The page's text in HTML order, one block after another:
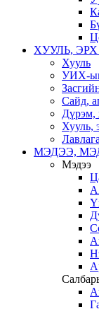
ХУУЛЬ,
Хууль
УИХ-
Сайд,
Дүрэм,
Хууль,
МЭДЭЭ,
Мэдээ